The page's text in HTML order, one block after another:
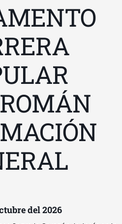
del 2026